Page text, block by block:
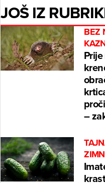
JOŠ IZ
BEZ
–